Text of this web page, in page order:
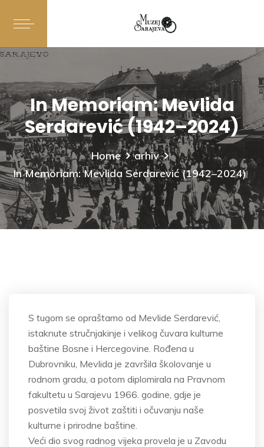
In Memoriam: Mevlida
Serdarević (1942–2024)
Home
arhiv
In Memoriam: Mevlida Serdarević (1942–2024)
S tugom se opraštamo od Mevlide Serdarević,
istaknute stručnjakinje i velikog čuvara kulturne
baštine Bosne i Hercegovine. Rođena u
Dubrovniku, Mevlida je završila školovanje u
rodnom gradu, a potom diplomirala na Pravnom
fakultetu u Sarajevu 1966. godine, gdje je
posvetila svoj život zaštiti i očuvanju naše
kulturne i prirodne baštine.
Veći dio svog radnog vijeka provela je u Zavodu